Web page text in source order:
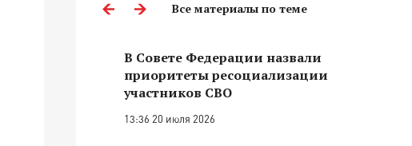
Все материалы по теме
В Совете Федерации назвали
приоритеты ресоциализации
участников СВО
13:36 20 июля 2026